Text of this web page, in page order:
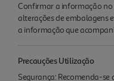
Confirmar a informação no
alterações de embalagens
a informação que
Precauções Utilização
Segurança: Recomenda-